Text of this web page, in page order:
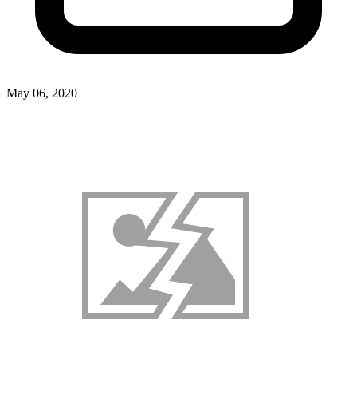
May 06, 2020